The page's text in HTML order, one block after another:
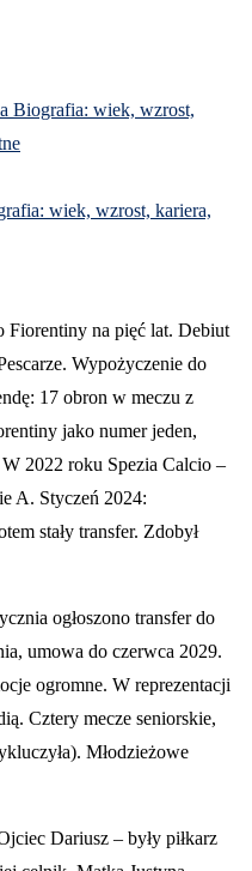
Biografia: wiek, wzrost,
wiek, wzrost, kariera,
na pięć lat. Debiut
Wypożyczenie do
17 obron w meczu z
jako numer jeden,
2022 roku Spezia Calcio –
A. Styczeń 2024:
stały transfer. Zdobył
ogłoszono transfer do
umowa do czerwca 2029.
ogromne. W reprezentacji
Cztery mecze seniorskie,
Młodzieżowe
Dariusz – były piłkarz